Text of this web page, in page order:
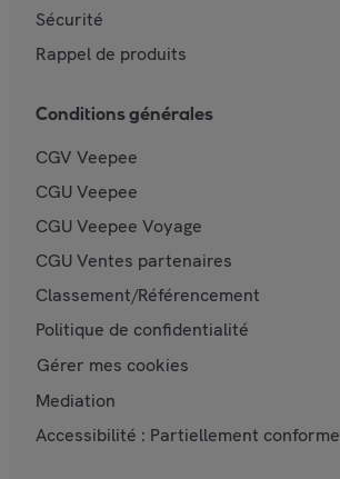
Sécurité
Rappel de produits
Conditions générales
CGV Veepee
CGU Veepee
CGU Veepee Voyage
CGU Ventes partenaires
Classement/Référencement
Politique de confidentialité
Gérer mes cookies
Mediation
Accessibilité : Partiellement conforme